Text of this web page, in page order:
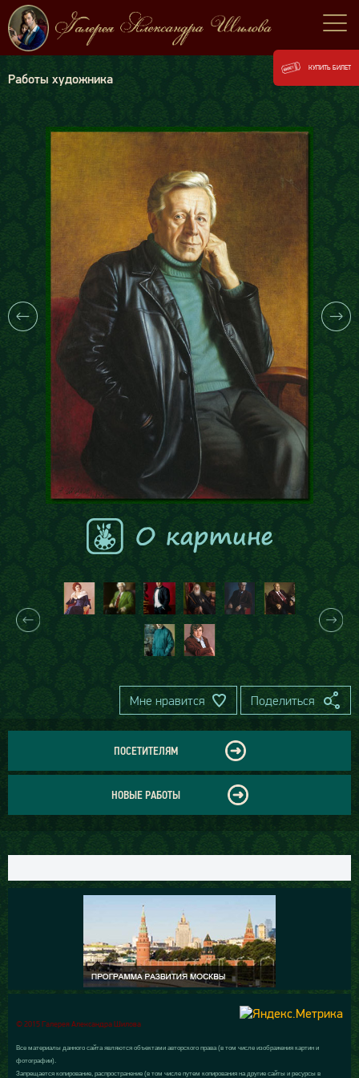
Работы художника
Мне нравится Поделиться
ПОСЕТИТЕЛЯМ
НОВЫЕ РАБОТЫ
© 2015 Галерея Александра Шилова
Все материалы данного сайта являются объектами авторского права (в том числе изображения картин и
фотографии).
Запрещается копирование, распространение (в том числе путем копирования на другие сайты и ресурсы в
КУПИТЬ БИЛЕТ